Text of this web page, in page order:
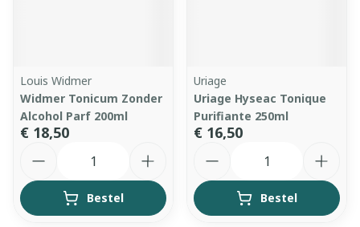
Louis Widmer
Widmer Tonicum Zonder
Alcohol Parf 200ml
€ 18,50
Bestel
Uriage
Uriage Hyseac Tonique
Purifiante 250ml
€ 16,50
Bestel